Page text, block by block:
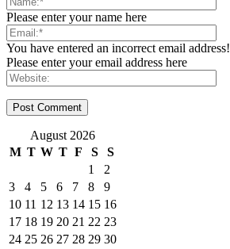
Please enter your name here
You have entered an incorrect email address!
Please enter your email address here
August 2026
M T W T F S S
1
2
3
4 5 6 7 8
9
10 11 12 13 14 15 16
17 18 19 20 21 22 23
24 25 26 27 28 29 30